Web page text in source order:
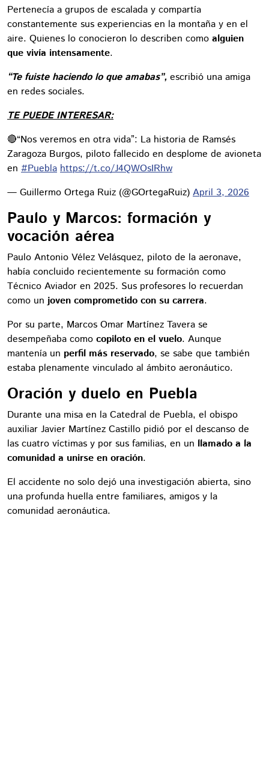
Pertenecía a grupos de escalada y compartía
constantemente sus experiencias en la montaña y en el
aire. Quienes lo conocieron lo describen como alguien
que vivía intensamente.
“Te fuiste haciendo lo que amabas”, escribió una amiga
en redes sociales.
TE PUEDE INTERESAR:
🔴“Nos veremos en otra vida”: La historia de Ramsés
Zaragoza Burgos, piloto fallecido en desplome de avioneta
en #Puebla https://t.co/J4QWOsIRhw
— Guillermo Ortega Ruiz (@GOrtegaRuiz) April 3, 2026
Paulo y Marcos: formación y
vocación aérea
Paulo Antonio Vélez Velásquez, piloto de la aeronave,
había concluido recientemente su formación como
Técnico Aviador en 2025. Sus profesores lo recuerdan
como un joven comprometido con su carrera.
Por su parte, Marcos Omar Martínez Tavera se
desempeñaba como copiloto en el vuelo. Aunque
mantenía un perfil más reservado, se sabe que también
estaba plenamente vinculado al ámbito aeronáutico.
Oración y duelo en Puebla
Durante una misa en la Catedral de Puebla, el obispo
auxiliar Javier Martínez Castillo pidió por el descanso de
las cuatro víctimas y por sus familias, en un llamado a la
comunidad a unirse en oración.
El accidente no solo dejó una investigación abierta, sino
una profunda huella entre familiares, amigos y la
comunidad aeronáutica.